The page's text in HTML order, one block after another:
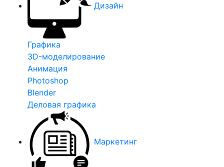
Дизайн
Графика
3D-моделирование
Анимация
Photoshop
Blender
Деловая графика
Маркетинг